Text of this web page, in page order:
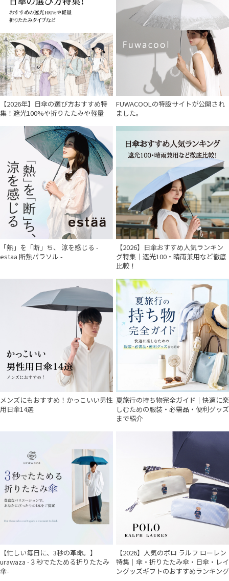
【2026年】日傘の選び方おすすめ特
集！遮光100%や折りたたみや軽量
FUWACOOLの特設サイトが公開され
ました。
「熱」を「断」ち、 涼を感じる -
estaa 断熱パラソル -
【2026】日傘おすすめ人気ランキン
グ特集｜遮光100・晴雨兼用など徹底
比較！
メンズにもおすすめ！かっこいい男性
用日傘14選
夏旅行の持ち物完全ガイド｜快適に楽
しむための服装・必需品・便利グッズ
まで紹介
【忙しい毎日に、3秒の革命。】
urawaza -３秒でたためる折りたたみ
傘-
【2026】人気のポロ ラルフ ローレン
特集｜傘・折りたたみ傘・日傘・レイ
ングッズギフトのおすすめランキング